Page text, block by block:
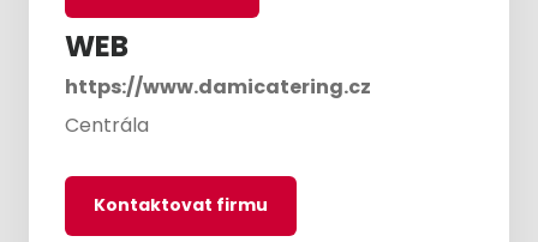
WEB
https://www.damicatering.cz
Centrála
Kontaktovat firmu